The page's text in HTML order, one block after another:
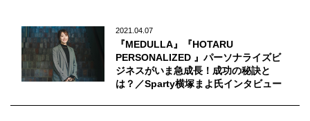
SERVICE
初めての方へ
Q&A
企業担当の方へ
ログイン
会員登録
2021.04.07
『MEDULLA』『HOTARU
PERSONALIZED 』パーソナライズビ
ジネスがいま急成長！成功の秘訣と
は？／Sparty横塚まよ氏インタビュー